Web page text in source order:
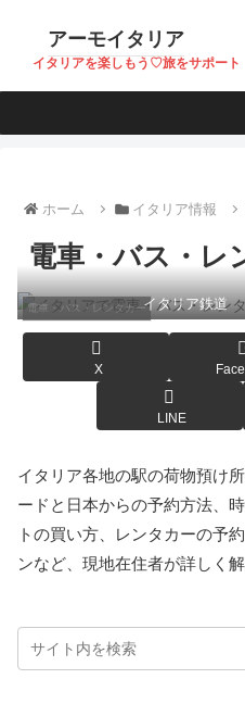
アーモイタリア
イタリアを楽しもう♡旅をサポート
ホーム イタリア情報
電車・バス・レ
電車・バス・レンタカーイタリア鉄道
X
LINE
イタリア各地の駅の荷物預け
ードと日本からの予約方法、
トの買い方、レンタカーの予
ンなど、現地在住者が詳しく解